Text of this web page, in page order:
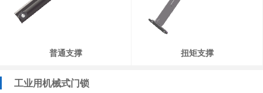
普通支撑 扭矩支撑
工业用机械式门锁